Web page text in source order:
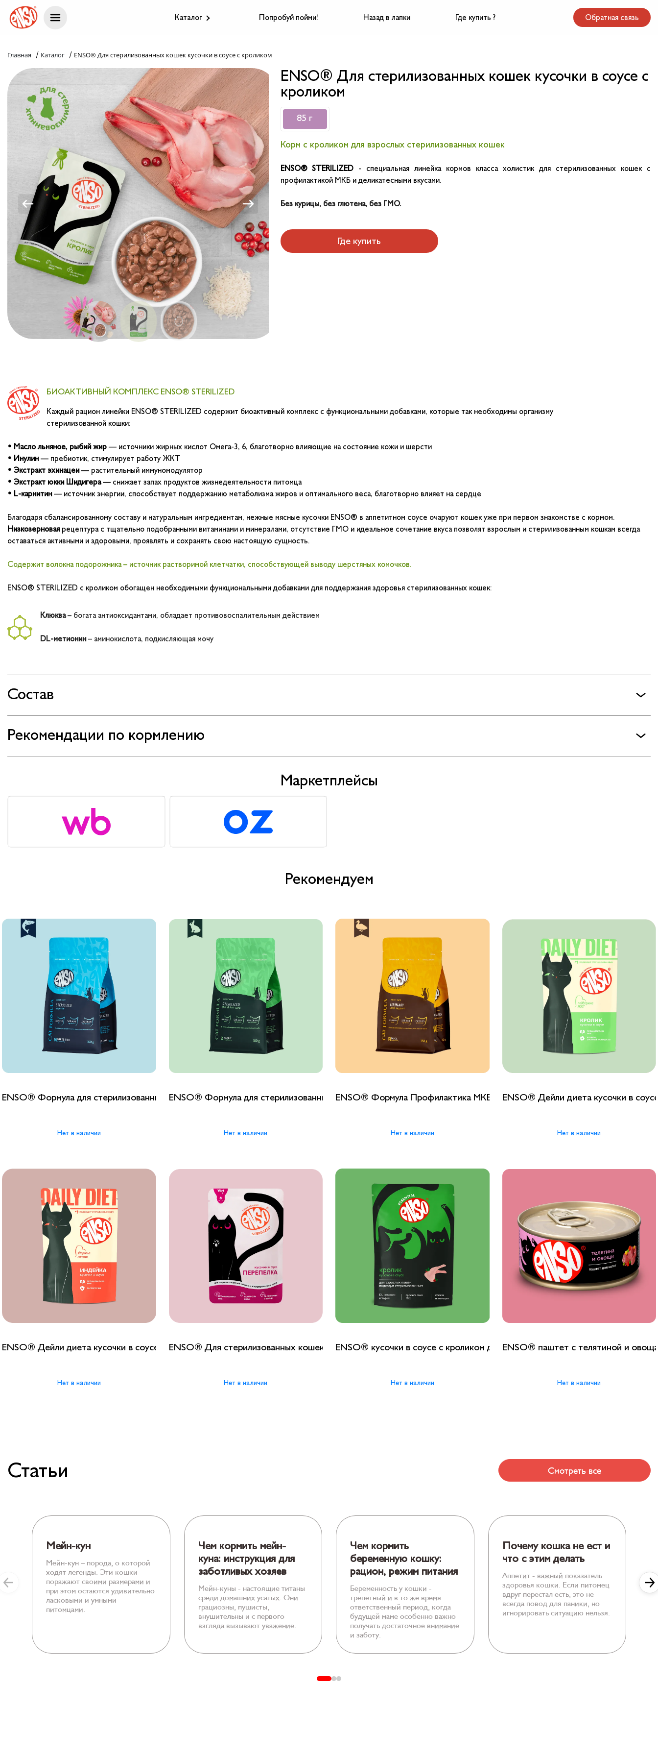
Каталог
Назад в лапки
Комплекс ENSO
Попробуй пойми!
Статьи
Узнай больше
Слопаньки
Обратная связь
Вопрос-ответ
Где купить ?
Калькулятор
Каталог Попробуй пойми! Назад в лапки Где купить ? Обратная связь
Главная / Каталог / ENSO® Для стерилизованных кошек кусочки в соусе с кроликом
ENSO® Для стерилизованных кошек кусочки в соусе с
кроликом
85 г
Корм с кроликом для взрослых стерилизованных кошек
ENSO® STERILIZED - специальная линейка кормов класса холистик для стерилизованных кошек с
профилактикой МКБ и деликатесными вкусами.
Без курицы, без глютена, без ГМО.
Где купить
БИОАКТИВНЫЙ КОМПЛЕКС ENSO® STERILIZED
Каждый рацион линейки ENSO® STERILIZED содержит биоактивный комплекс с функциональными добавками, которые так необходимы организму
стерилизованной кошки:
• Масло льняное, рыбий жир –– источники жирных кислот Омега-3, 6, благотворно влияющие на состояние кожи и шерсти
• Инулин–– пребиотик, стимулирует работу ЖКТ
• Экстракт эхинацеи–– растительный иммуномодулятор
• Экстракт юкки Шидигера–– снижает запах продуктов жизнедеятельности питомца
• L-карнитин–– источник энергии, способствует поддержанию метаболизма жиров и оптимального веса, благотворно влияет на сердце
Благодаря сбалансированному составу и натуральным ингредиентам, нежные мясные кусочки ENSO® в аппетитном соусе очаруют кошек уже при первом знакомстве с кормом.
Низкозерноваярецептура с тщательно подобранными витаминами и минералами, отсутствие ГМО и идеальное сочетание вкуса позволят взрослым и стерилизованным кошкам всегда
оставаться активными и здоровыми, проявлять и сохранять свою настоящую сущность.
Содержит волокна подорожника – источник растворимой клетчатки, способствующей выводу шерстяных комочков.
ENSO® STERILIZED c кроликом обогащен необходимыми функциональными добавками для поддержания здоровья стерилизованных кошек:
Клюква– богата антиоксидантами, обладает противовоспалительным действием
DL-метионин– аминокислота, подкисляющая мочу
Состав
Рекомендации по кормлению
Маркетплейсы
Рекомендуем
ENSO® Формула для стерилизованных кошек сухой корм со свежей белой рыбой
Нет в наличии
ENSO® Формула для стерилизованных кошек сухой корм со свежим кроликом
Нет в наличии
ENSO® Формула Профилактика МКБ для кошек сухой корм со свежей уткой
Нет в наличии
ENSO® Дейли диета кусочки в
Нет в наличии
ENSO® Дейли диета кусочки в соусе с индейкой
Нет в наличии
ENSO® Для стерилизованных кошек кусочки в соусе с перепелкой
Нет в наличии
ENSO® кусочки в соусе с кроликом для взрослых кошек
Нет в наличии
ENSO® паштет с телятиной и
Нет в наличии
Статьи Смотреть все
Мейн-кун
Мейн-кун – порода, о которой
ходят легенды. Эти кошки
поражают своими размерами и
при этом остаются удивительно
ласковыми и умными
питомцами.
Чем кормить мейн-
куна: инструкция для
заботливых хозяев
Мейн-куны - настоящие титаны
среди домашних усатых. Они
грациозны, пушисты,
внушительны и с первого
взгляда вызывают уважение.
Чем кормить
беременную кошку:
рацион, режим питания
Беременность у кошки -
трепетный и в то же время
ответственный период, когда
будущей маме особенно важно
получать достаточное внимание
и заботу.
Почему кошка не ест и
что с этим делать
Аппетит - важный показатель
здоровья кошки. Если питомец
вдруг перестал есть, это не
всегда повод для паники, но
игнорировать ситуацию нельзя.